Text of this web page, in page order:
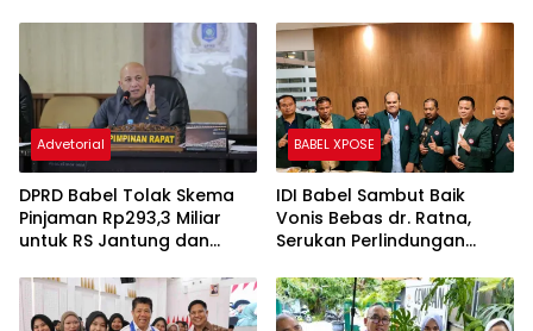
Pengganti Rp45 Miliar
Advetorial
DPRD Babel Tolak Skema
Pinjaman Rp293,3 Miliar
untuk RS Jantung dan
Kejar Royalti Timah
BABEL XPOSE
IDI Babel Sambut Baik
Vonis Bebas dr. Ratna,
Serukan Perlindungan
Tenaga Kesehatan